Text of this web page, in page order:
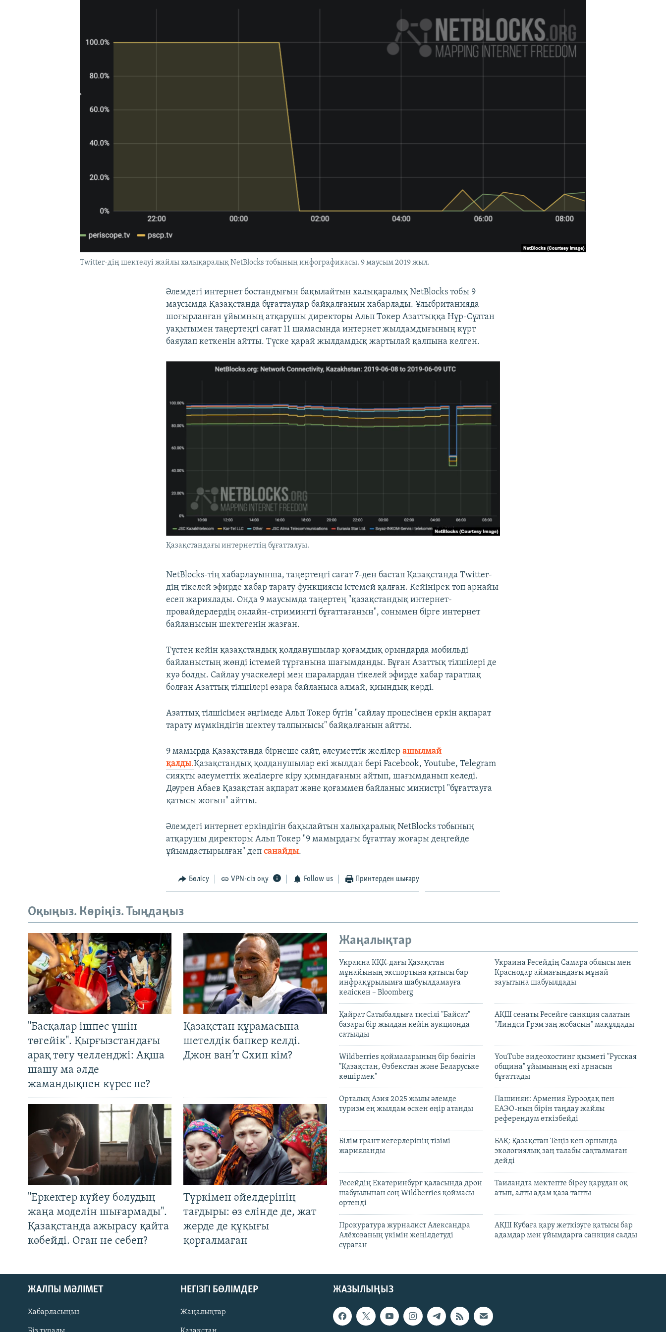
Twitter-дің шектелуі жайлы халықаралық NetBlocks тобының инфографикасы. 9 маусым 2019 жыл.
Әлемдегі интернет бостандығын бақылайтын халықаралық NetBlocks тобы 9
маусымда Қазақстанда бұғаттаулар байқалғанын хабарлады. Ұлыбританияда
шоғырланған ұйымның атқарушы директоры Альп Токер Азаттыққа Нұр-Сұлтан
уақытымен таңертеңгі сағат 11 шамасында интернет жылдамдығының күрт
баяулап кеткенін айтты. Түске қарай жылдамдық жартылай қалпына келген.
Қазақстандағы интернеттің бұғатталуы.
NetBlocks-тің хабарлауынша, таңертеңгі сағат 7-ден бастап Қазақстанда Twitter-
дің тікелей эфирде хабар тарату функциясы істемей қалған. Кейінірек топ арнайы
есеп жариялады. Онда 9 маусымда таңертең "қазақстандық интернет-
провайдерлердің онлайн-стримингті бұғаттағанын", сонымен бірге интернет
байланысын шектегенін жазған.
Түстен кейін қазақстандық қолданушылар қоғамдық орындарда мобильді
байланыстың жөнді істемей тұрғанына шағымданды. Бұған Азаттық тілшілері де
куә болды. Сайлау учаскелері мен шаралардан тікелей эфирде хабар таратпақ
болған Азаттық тілшілері өзара байланыса алмай, қиындық көрді.
Азаттық тілшісімен әңгімеде Альп Токер бүгін "сайлау процесінен еркін ақпарат
тарату мүмкіндігін шектеу талпынысы" байқалғанын айтты.
9 мамырда Қазақстанда бірнеше сайт, әлеуметтік желілерашылмай
қалды.Қазақстандық қолданушылар екі жылдан бері Facebook, Youtube, Telegram
сияқты әлеуметтік желілерге кіру қиындағанын айтып, шағымданып келеді.
Дәурен Абаев Қазақстан ақпарат және қоғаммен байланыс министрі "бұғаттауға
қатысы жоғын" айтты.
Әлемдегі интернет еркіндігін бақылайтын халықаралық NetBlocks тобының
атқарушы директоры Альп Токер "9 мамырдағы бұғаттау жоғары деңгейде
ұйымдастырылған" депсанайды.
Бөлісу VPN-сіз оқу Follow us Принтерден шығару
Оқыңыз. Көріңіз. Тыңдаңыз
"Басқалар ішпес үшін
төгейік". Қырғызстандағы
арақ төгу челленджі: Ақша
шашу ма әлде
жамандықпен күрес пе?
Қазақстан құрамасына
шетелдік бапкер келді.
Джон ван’т Схип кім?
"Еркектер күйеу болудың
жаңа моделін шығармады".
Қазақстанда ажырасу қайта
көбейді. Оған не себеп?
Түркімен әйелдерінің
тағдыры: өз елінде де, жат
жерде де құқығы
қорғалмаған
Жаңалықтар
Украина КҚК-дағы Қазақстан
мұнайының экспортына қатысы бар
инфрақұрылымға шабуылдамауға
келіскен – Bloomberg
Украина Ресейдің Самара облысы мен
Краснодар аймағындағы мұнай
зауытына шабуылдады
Қайрат Сатыбалдыға тиесілі "Байсат"
базары бір жылдан кейін аукционда
сатылды
АҚШ сенаты Ресейге санкция салатын
"Линдси Грэм заң жобасын" мақұлдады
Wildberries қоймаларының бір бөлігін
"Қазақстан, Өзбекстан және Беларуське
көшірмек"
YouTube видеохостинг қызметі "Русская
община" ұйымының екі арнасын
бұғаттады
Орталық Азия 2025 жылы әлемде
туризм ең жылдам өскен өңір атанды
Пашинян: Армения Еуроодақ пен
ЕАЭО-ның бірін таңдау жайлы
референдум өткізбейді
Білім грант иегерлерінің тізімі
жарияланды
БАҚ: Қазақстан Теңіз кен орнында
экологиялық заң талабы сақталмаған
дейді
Ресейдің Екатеринбург қаласында дрон
шабуылынан соң Wildberries қоймасы
өртенді
Таиландта мектепте біреу қарудан оқ
атып, алты адам қаза тапты
Прокуратура журналист Александра
Алёхованың үкімін жеңілдетуді
сұраған
АҚШ Кубаға қару жеткізуге қатысы бар
адамдар мен ұйымдарға санкция салды
ЖАЗЫЛЫҢЫЗ
ЖАЛПЫ МӘЛІМЕТ
Хабарласыңыз
НЕГІЗГІ БӨЛІМДЕР
Жаңалықтар